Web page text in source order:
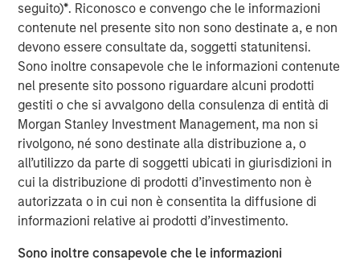
seguito)*. Riconosco e convengo che le informazioni
contenute nel presente sito non sono destinate a, e non
devono essere consultate da, soggetti statunitensi.
Sono inoltre consapevole che le informazioni contenute
nel presente sito possono riguardare alcuni prodotti
gestiti o che si avvalgono della consulenza di entità di
Morgan Stanley Investment Management, ma non si
rivolgono, né sono destinate alla distribuzione a, o
all’utilizzo da parte di soggetti ubicati in giurisdizioni in
cui la distribuzione di prodotti d’investimento non è
autorizzata o in cui non è consentita la diffusione di
informazioni relative ai prodotti d’investimento.
Sono inoltre consapevole che le informazioni
Tariff uncertainty appears to be disinflationary
in the EM, giving EM central banks the leeway
to keep cutting rates. We see continued
weakening of the USD as a tailwind for the
sector.
In the third quarter, we still see significant
value in EM debt. We believe that especially in
this environment, value is best identified
through country-level macroeconomic and
political research, and stand-alone analysis of
risk factors like currency, credit and interest